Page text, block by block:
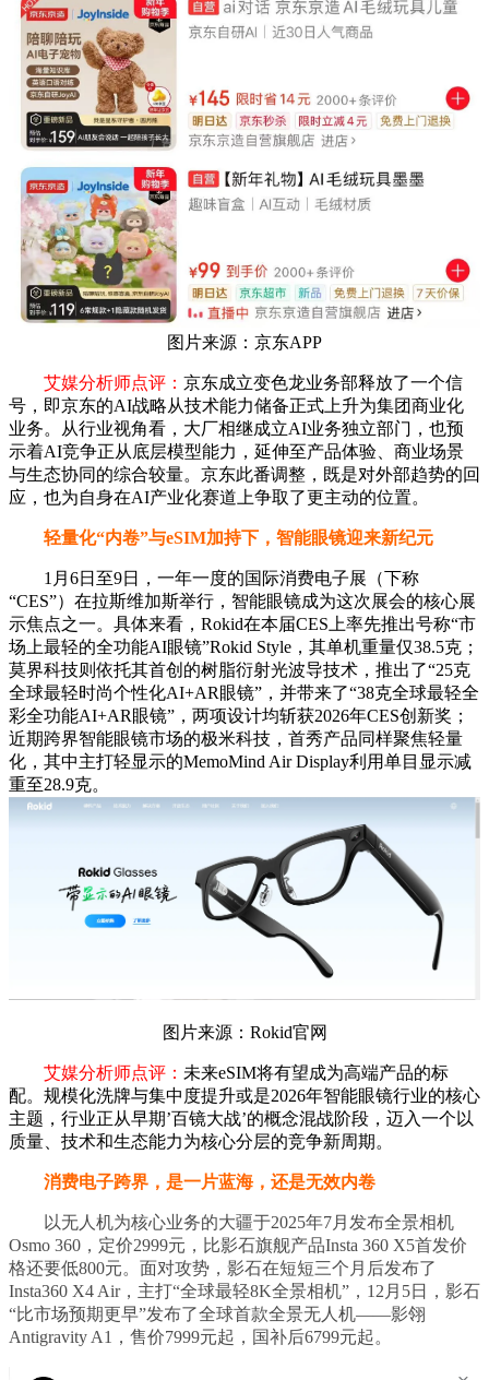
图片来源：京东APP
艾媒分析师点评： 京东成立变色龙业务部释放了一个信
号，即京东的AI战略从技术能力储备正式上升为集团商业化
业务。从行业视角看，大厂相继成立AI业务独立部门，也预
示着AI竞争正从底层模型能力，延伸至产品体验、商业场景
与生态协同的综合较量。京东此番调整，既是对外部趋势的回
应，也为自身在AI产业化赛道上争取了更主动的位置。
轻量化“内卷”与eSIM加持下，智能眼镜迎来新纪元
1月6日至9日，一年一度的国际消费电子展（下称
“CES”）在拉斯维加斯举行，智能眼镜成为这次展会的核心展
示焦点之一。具体来看，Rokid在本届CES上率先推出号称“市
场上最轻的全功能AI眼镜”Rokid Style，其单机重量仅38.5克；
莫界科技则依托其首创的树脂衍射光波导技术，推出了“25克
全球最轻时尚个性化AI+AR眼镜”，并带来了“38克全球最轻全
彩全功能AI+AR眼镜”，两项设计均斩获2026年CES创新奖；
近期跨界智能眼镜市场的极米科技，首秀产品同样聚焦轻量
化，其中主打轻显示的MemoMind Air Display利用单目显示减
重至28.9克。
图片来源：Rokid官网
艾媒分析师点评： 未来eSIM将有望成为高端产品的标
配。规模化洗牌与集中度提升或是2026年智能眼镜行业的核心
主题，行业正从早期’百镜大战’的概念混战阶段，迈入一个以
质量、技术和生态能力为核心分层的竞争新周期。
消费电子跨界，是一片蓝海，还是无效内卷
以无人机为核心业务的大疆于2025年7月发布全景相机
Osmo 360，定价2999元，比影石旗舰产品Insta 360 X5首发价
格还要低800元。面对攻势，影石在短短三个月后发布了
Insta360 X4 Air，主打“全球最轻8K全景相机”，12月5日，影石
“比市场预期更早”发布了全球首款全景无人机——影翎
Antigravity A1，售价7999元起，国补后6799元起。